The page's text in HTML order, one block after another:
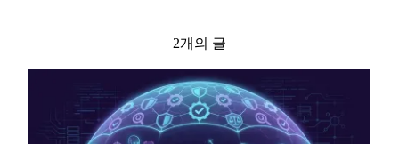
2개의 글